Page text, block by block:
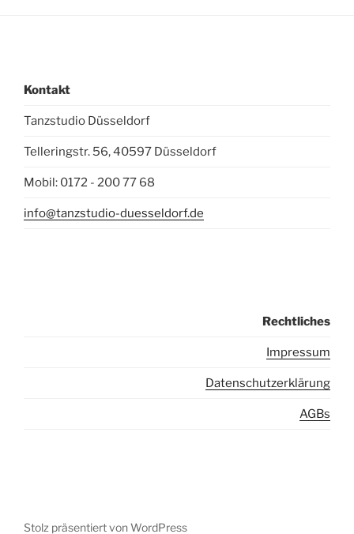
Kontakt
Tanzstudio Düsseldorf
Telleringstr. 56, 40597 Düsseldorf
Mobil: 0172 - 200 77 68
info@tanzstudio-duesseldorf.de
Rechtliches
Impressum
Datenschutzerklärung
AGBs
Stolz präsentiert von WordPress